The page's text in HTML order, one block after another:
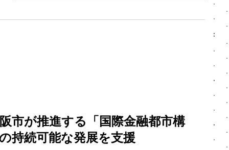
市が推進する「国際金融都市構
持続可能な発展を支援